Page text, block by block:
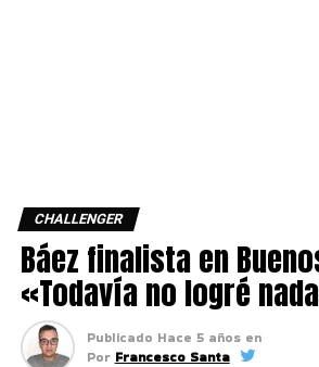
CHALLENGER
Báez finalista en
«Todavía no logré
Publicado Hace 5 años en
Por Francesco Santa